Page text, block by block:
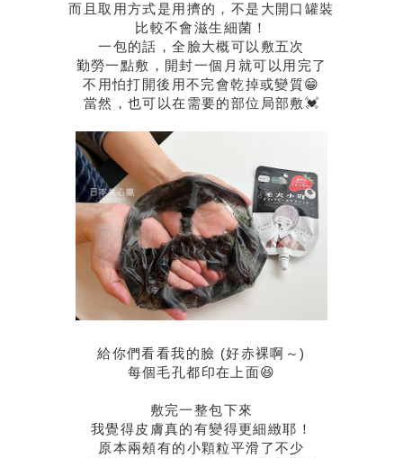
而且取用方式是用擠的，不是大開口罐裝
比較不會滋生細菌！
一包的話，全臉大概可以敷五次
勤勞一點敷，開封一個月就可以用完了
不用怕打開後用不完會乾掉或變質😁
當然，也可以在需要的部位局部敷💓
給你們看看我的臉 (好赤裸啊～)
每個毛孔都印在上面😆
敷完一整包下來
我覺得皮膚真的有變得更細緻耶！
原本兩頰有的小顆粒平滑了不少